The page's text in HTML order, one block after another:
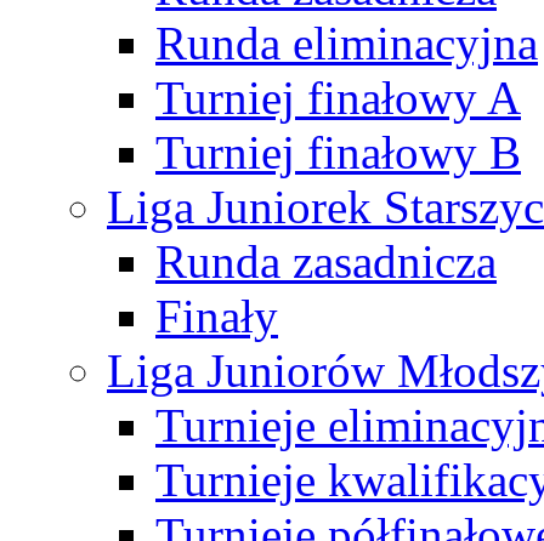
Runda eliminacyjna
Turniej finałowy A
Turniej finałowy B
Liga Juniorek
Runda zasadnicza
Finały
Liga Juniorów
Turnieje
Turnieje